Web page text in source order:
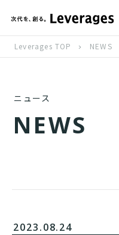
Leverages TOP NEWS
ニュース
NEWS
2023.08.24